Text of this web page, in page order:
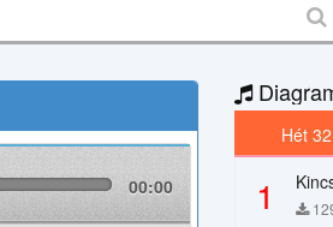
00:00
Hét 32
1